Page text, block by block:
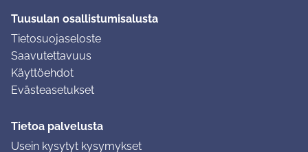
Tuusulan osallistumisalusta
Tietosuojaseloste
Saavutettavuus
Käyttöehdot
Evästeasetukset
Tietoa palvelusta
Usein kysytyt kysymykset